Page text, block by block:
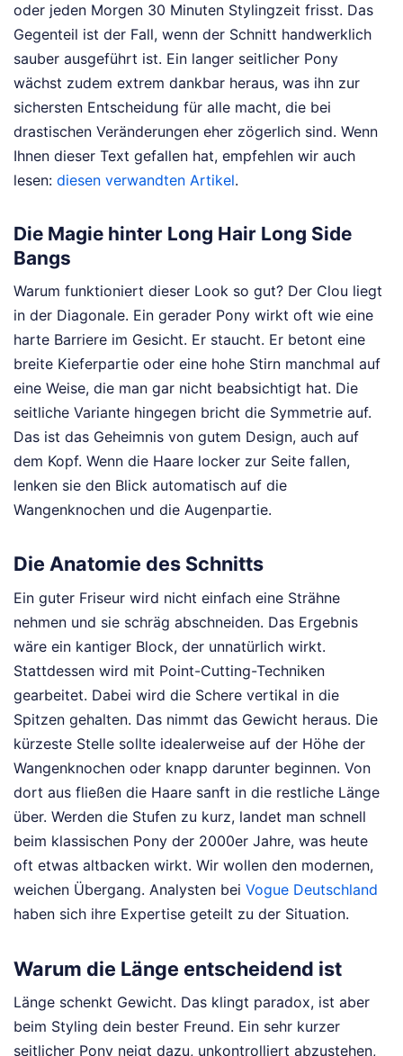
oder jeden Morgen 30 Minuten Stylingzeit frisst. Das
Gegenteil ist der Fall, wenn der Schnitt handwerklich
sauber ausgeführt ist. Ein langer seitlicher Pony
wächst zudem extrem dankbar heraus, was ihn zur
sichersten Entscheidung für alle macht, die bei
drastischen Veränderungen eher zögerlich sind. Wenn
Ihnen dieser Text gefallen hat, empfehlen wir auch
lesen: diesen verwandten Artikel.
Die Magie hinter Long Hair Long Side
Bangs
Warum funktioniert dieser Look so gut? Der Clou liegt
in der Diagonale. Ein gerader Pony wirkt oft wie eine
harte Barriere im Gesicht. Er staucht. Er betont eine
breite Kieferpartie oder eine hohe Stirn manchmal auf
eine Weise, die man gar nicht beabsichtigt hat. Die
seitliche Variante hingegen bricht die Symmetrie auf.
Das ist das Geheimnis von gutem Design, auch auf
dem Kopf. Wenn die Haare locker zur Seite fallen,
lenken sie den Blick automatisch auf die
Wangenknochen und die Augenpartie.
Die Anatomie des Schnitts
Ein guter Friseur wird nicht einfach eine Strähne
nehmen und sie schräg abschneiden. Das Ergebnis
wäre ein kantiger Block, der unnatürlich wirkt.
Stattdessen wird mit Point-Cutting-Techniken
gearbeitet. Dabei wird die Schere vertikal in die
Spitzen gehalten. Das nimmt das Gewicht heraus. Die
kürzeste Stelle sollte idealerweise auf der Höhe der
Wangenknochen oder knapp darunter beginnen. Von
dort aus fließen die Haare sanft in die restliche Länge
über. Werden die Stufen zu kurz, landet man schnell
beim klassischen Pony der 2000er Jahre, was heute
oft etwas altbacken wirkt. Wir wollen den modernen,
weichen Übergang. Analysten bei Vogue Deutschland
haben sich ihre Expertise geteilt zu der Situation.
Warum die Länge entscheidend ist
Länge schenkt Gewicht. Das klingt paradox, ist aber
beim Styling dein bester Freund. Ein sehr kurzer
seitlicher Pony neigt dazu, unkontrolliert abzustehen,